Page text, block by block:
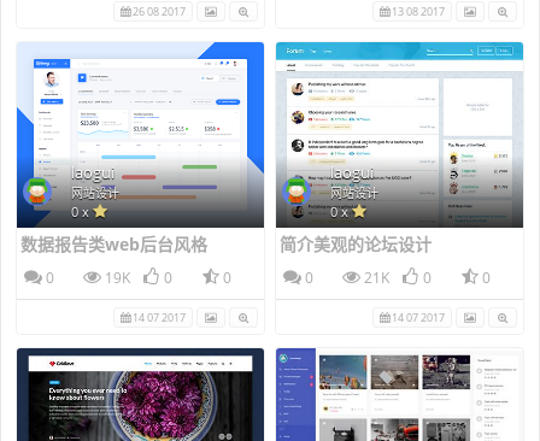
26 08 2017 13 08 2017
laogui
网站设计
0 x
数据报告类web后台风格
0 19K 0 0
14 07 2017
laogui
网站设计
0 x
简介美观的论坛设计
0 21K 0 0
14 07 2017